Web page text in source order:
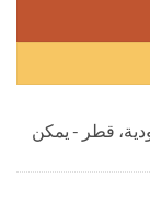
قطر - يمكن